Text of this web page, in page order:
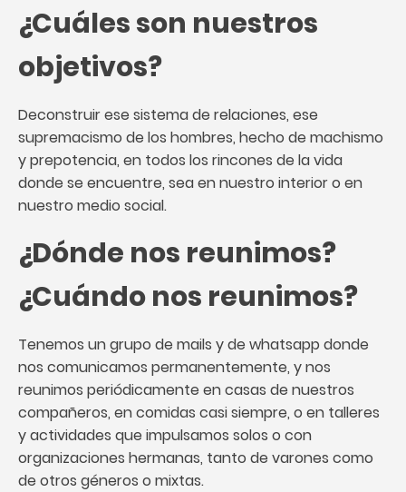
¿Cuáles son nuestros
objetivos?
Deconstruir ese sistema de relaciones, ese
supremacismo de los hombres, hecho de machismo
y prepotencia, en todos los rincones de la vida
donde se encuentre, sea en nuestro interior o en
nuestro medio social.
¿Dónde nos reunimos?
¿Cuándo nos reunimos?
Tenemos un grupo de mails y de whatsapp donde
nos comunicamos permanentemente, y nos
reunimos periódicamente en casas de nuestros
compañeros, en comidas casi siempre, o en talleres
y actividades que impulsamos solos o con
organizaciones hermanas, tanto de varones como
de otros géneros o mixtas.